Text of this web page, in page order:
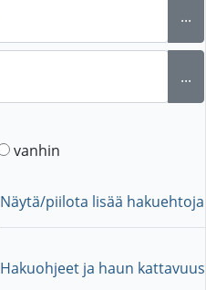
...
...
vanhin
Näytä/piilota lisää hakuehtoja
Hakuohjeet ja haun kattavuus